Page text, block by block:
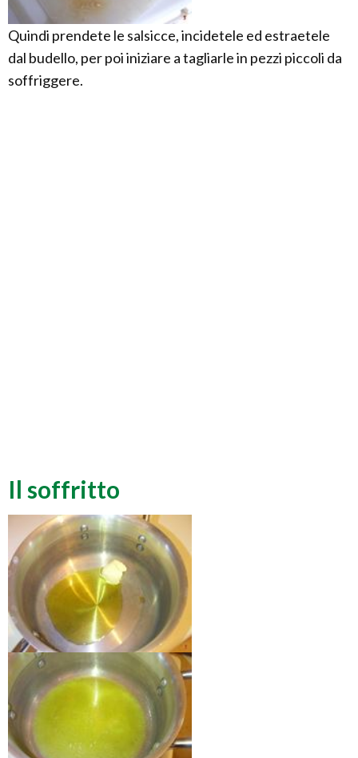
Quindi prendete le salsicce, incidetele ed estraetele
dal budello, per poi iniziare a tagliarle in pezzi piccoli da
soffriggere.
Il soffritto